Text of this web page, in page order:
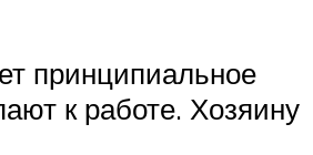
принципиальное
к работе. Хозяину